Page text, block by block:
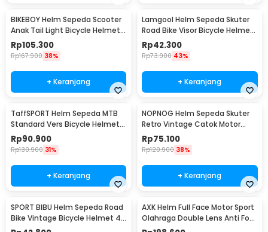
BIKEBOY Helm Sepeda Scooter
Anak Tail Light Bicycle Helmet
14 Air Vent - K10
Rp105.300
Rp167.900 38%
+ Keranjang
Lamgool Helm Sepeda Skuter
Road Bike Visor Bicycle Helmet
4 Air Vent - U10
Rp42.300
Rp73.900 43%
+ Keranjang
TaffSPORT Helm Sepeda MTB
Standard Vers Bicycle Helmet
19 Air Vent - Z20
Rp90.900
Rp130.900 31%
+ Keranjang
NOPNOG Helm Sepeda Skuter
Retro Vintage Catok Motor
Bicycle Helmet - U15
Rp75.100
Rp120.900 38%
+ Keranjang
SPORT BIBU Helm Sepeda Road
Bike Vintage Bicycle Helmet 4
Air Vents - U20
AXK Helm Full Face Motor Sport
Olahraga Double Lens Anti Fog
Motocycle - A557